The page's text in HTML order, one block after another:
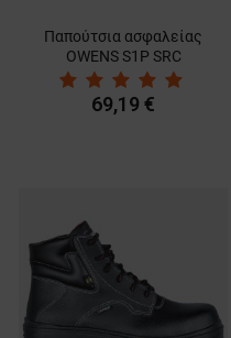
Παπούτσια ασφαλείας
OWENS S1P SRC
69,19 €